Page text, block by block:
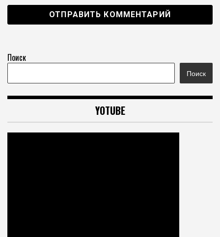
Поиск
Поиск
YOTUBE